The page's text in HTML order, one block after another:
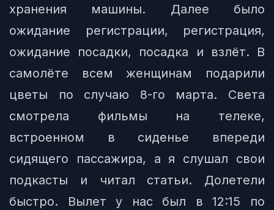
хранения машины. Далее было
ожидание регистрации, регистрация,
ожидание посадки, посадка и взлёт. В
самолёте всем женщинам подарили
цветы по случаю 8-го марта. Света
смотрела фильмы на телеке,
встроенном в сиденье впереди
сидящего пассажира, а я слушал свои
подкасты и читал статьи. Долетели
быстро. Вылет у нас был в 12:15 по